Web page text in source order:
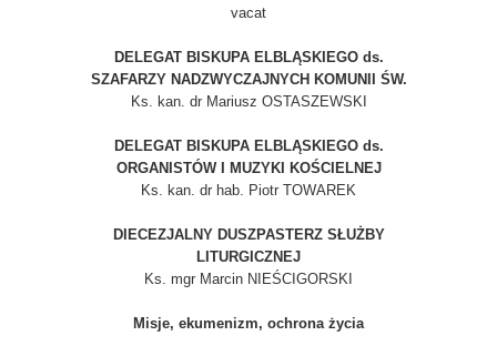
vacat
DELEGAT BISKUPA ELBLĄSKIEGO ds.
SZAFARZY NADZWYCZAJNYCH KOMUNII ŚW.
Ks. kan. dr Mariusz OSTASZEWSKI
DELEGAT BISKUPA ELBLĄSKIEGO ds.
ORGANISTÓW I MUZYKI KOŚCIELNEJ
Ks. kan. dr hab. Piotr TOWAREK
DIECEZJALNY DUSZPASTERZ SŁUŻBY
LITURGICZNEJ
Ks. mgr Marcin NIEŚCIGORSKI
Misje, ekumenizm, ochrona życia